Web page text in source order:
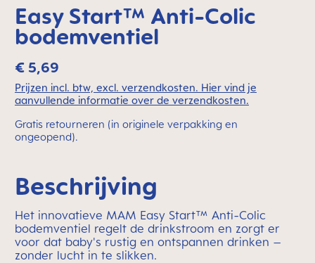
Easy Start™ Anti-Colic
bodemventiel
€ 5,69
Prijzen incl. btw, excl. verzendkosten. Hier vind je
aanvullende informatie over de verzendkosten.
Gratis retourneren (in originele verpakking en
ongeopend).
Beschrijving
Het innovatieve MAM Easy Start™ Anti-Colic
bodemventiel regelt de drinkstroom en zorgt er
voor dat baby's rustig en ontspannen drinken –
zonder lucht in te slikken.